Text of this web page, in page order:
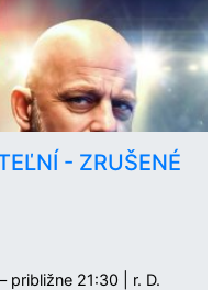
- ZRUŠENÉ
približne 21:30 | r. D.